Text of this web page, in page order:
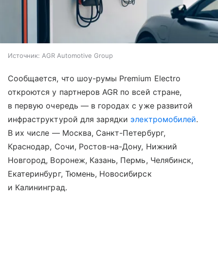
Источник: AGR Automotive Group
Сообщается, что шоу-румы Premium Electro
откроются у партнеров AGR по всей стране,
в первую очередь — в городах с уже развитой
инфраструктурой для зарядки электромобилей.
В их числе — Москва, Санкт-Петербург,
Краснодар, Сочи, Ростов-на-Дону, Нижний
Новгород, Воронеж, Казань, Пермь, Челябинск,
Екатеринбург, Тюмень, Новосибирск
и Калининград.